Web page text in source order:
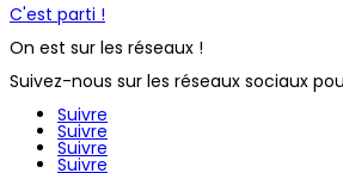
C'est parti !
On est sur les réseaux !
Suivez-nous sur les réseaux sociaux
Suivre
Suivre
Suivre
Suivre